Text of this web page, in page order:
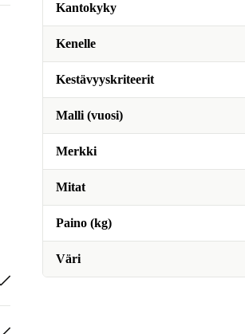
Kantokyky
Kenelle
Kestävyyskriteerit
Malli (vuosi)
Merkki
Mitat
Paino (kg)
Väri